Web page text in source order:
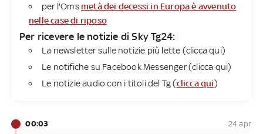
per l'Oms metà dei decessi in Europa è avvenuto
nelle case di riposo
Per ricevere le notizie di Sky Tg24:
La newsletter sulle notizie più lette (clicca qui)
Le notifiche su Facebook Messenger (clicca qui)
Le notizie audio con i titoli del Tg (clicca qui)
00:03 24 apr